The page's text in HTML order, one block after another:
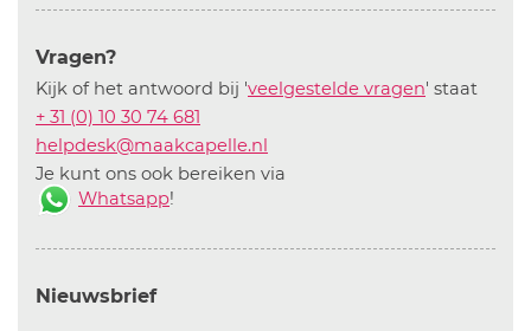
Vragen?
Kijk of het antwoord bij 'veelgestelde vragen' staat
+ 31 (0) 10 30 74 681
helpdesk@maakcapelle.nl
Je kunt ons ook bereiken via
Whatsapp!
Nieuwsbrief